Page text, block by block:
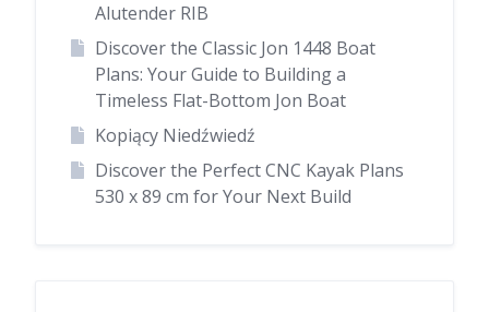
Alutender RIB
Discover the Classic Jon 1448 Boat
Plans: Your Guide to Building a
Timeless Flat-Bottom Jon Boat
Kopiący Niedźwiedź
Discover the Perfect CNC Kayak Plans
530 x 89 cm for Your Next Build